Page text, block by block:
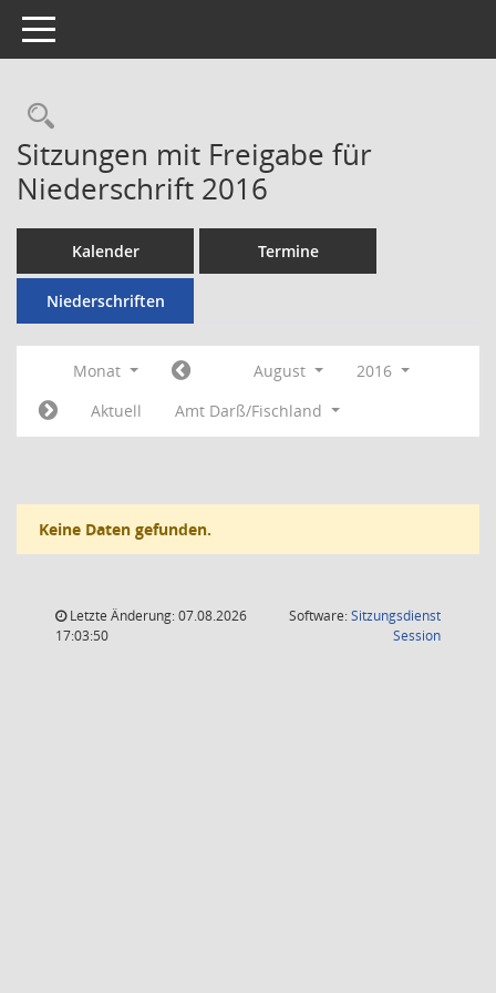
Toggle navigation
Rechercheauswahl
Sitzungen mit Freigabe für
Niederschrift 2016
Kalender Termine
Niederschriften
Monat August
2016
Aktuell
Amt Darß/Fischland
Keine Daten gefunden.
Letzte Änderung: 07.08.2026
17:03:50
Software:Sitzungsdienst
Session(Wird in